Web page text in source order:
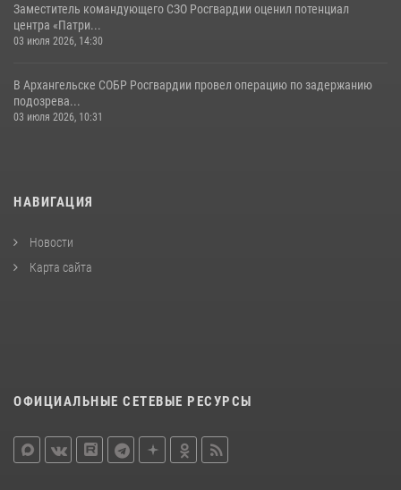
Заместитель командующего СЗО Росгвардии оценил потенциал
центра «Патри...
03 июля 2026, 14:30
В Архангельске СОБР Росгвардии провел операцию по задержанию
подозрева...
03 июля 2026, 10:31
НАВИГАЦИЯ
Новости
Карта сайта
ОФИЦИАЛЬНЫЕ СЕТЕВЫЕ РЕСУРСЫ